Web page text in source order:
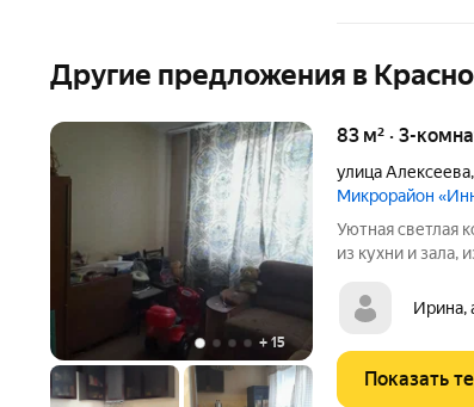
Другие предложения в
+ 15
83 м² · 3-
улица Алексеева,
Микрорайон
Уютная светлая
из кухни и зала,
детской Ирина,
Показать